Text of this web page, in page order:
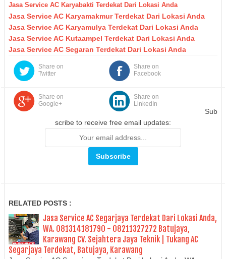
Jasa Service AC Karyabakti Terdekat Dari Lokasi Anda
Jasa Service AC Karyamakmur Terdekat Dari Lokasi Anda
Jasa Service AC Karyamulya Terdekat Dari Lokasi Anda
Jasa Service AC Kutaampel Terdekat Dari Lokasi Anda
Jasa Service AC Segaran Terdekat Dari Lokasi Anda
Share on
Facebook
Share on
Twitter
Share on
Google+
Share on
LinkedIn
Sub
scribe to receive free email updates:
RELATED POSTS :
Jasa Service AC Segarjaya Terdekat Dari Lokasi Anda,
WA. 081314181790 - 08211327272 Batujaya,
Karawang CV. Sejahtera Jaya Teknik | Tukang AC
Segarjaya Terdekat, Batujaya, Karawang